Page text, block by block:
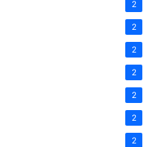
2
2
2
2
2
2
2